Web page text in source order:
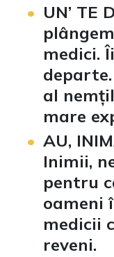
UN’ TE
medici.
al
mare
AU,
Inimii,
pentru
oameni
medicii
reveni.